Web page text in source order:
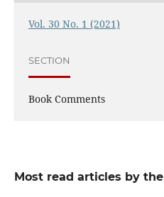
Vol. 30 No. 1 (2021)
SECTION
Book Comments
Most read articles by